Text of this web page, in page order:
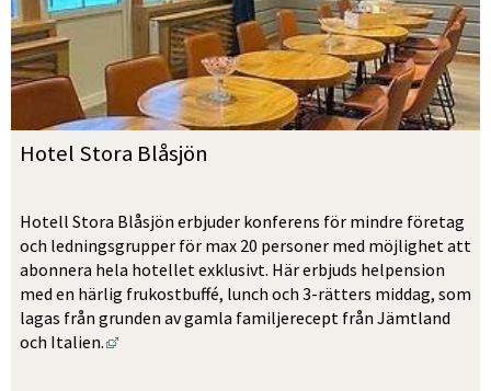
Hotel Stora Blåsjön
Hotell Stora Blåsjön erbjuder konferens för mindre företag
och ledningsgrupper för max 20 personer med möjlighet att
abonnera hela hotellet exklusivt. Här erbjuds helpension
med en härlig frukostbuffé, lunch och 3-rätters middag, som
lagas från grunden av gamla familjerecept från Jämtland
och Italien.
Länk till annan webbplats, öppnas i nytt fönster.